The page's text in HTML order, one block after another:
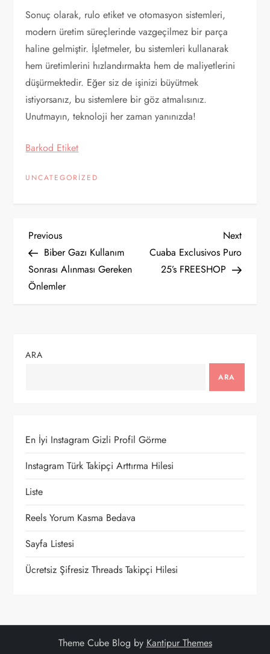
Sonuç olarak, rulo etiket ve otomasyon sistemleri,
modern üretim süreçlerinde vazgeçilmez bir parça
haline gelmiştir. İşletmeler, bu sistemleri kullanarak
hem üretimlerini hızlandırmakta hem de maliyetlerini
düşürmektedir. Eğer siz de işinizi büyütmek
istiyorsanız, bu sistemlere bir göz atmalısınız.
Unutmayın, teknoloji her zaman yanınızda!
⁠Barkod Etiket
UNCATEGORIZED
Y
a
z
g
i
n
m
e
s
i
Previous
Post
Previous
Biber Gazı Kullanım
Sonrası Alınması Gereken
Önlemler
Next
Post
Next
Cuaba Exclusivos Puro
25’s FREESHOP
ARA
ARA
En İyi Instagram Gizli Profil Görme
Instagram Türk Takipçi Arttırma Hilesi
Liste
Reels Yorum Kasma Bedava
Sayfa Listesi
Ücretsiz Şifresiz Threads Takipçi Hilesi
Theme Cube Blog by Kantipur Themes